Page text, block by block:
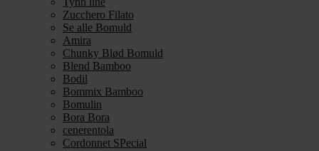
Zucchero Filato
Se alle Bomuld
Amira
Chunky Blød Bomuld
Blend Bamboo
Bodil
Bommix Bamboo
Bomulin
Bora Bora
cenerentola
Cordonnet SPecial